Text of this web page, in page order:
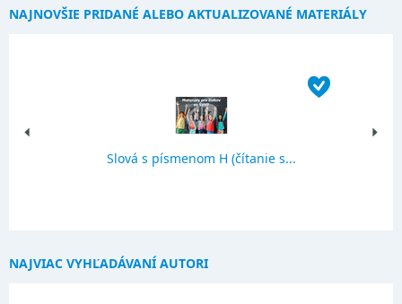
NAJNOVŠIE PRIDANÉ ALEBO AKTUALIZOVANÉ MATERIÁLY
Slová s písmenom H (čítanie s...
NAJVIAC VYHĽADÁVANÍ AUTORI